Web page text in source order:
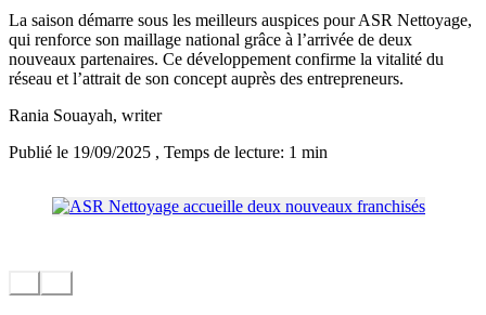
La saison démarre sous les meilleurs auspices pour ASR Nettoyage,
qui renforce son maillage national grâce à l’arrivée de deux
nouveaux partenaires. Ce développement confirme la vitalité du
réseau et l’attrait de son concept auprès des entrepreneurs.
Rania Souayah, writer
Publié le 19/09/2025 , Temps de lecture: 1 min